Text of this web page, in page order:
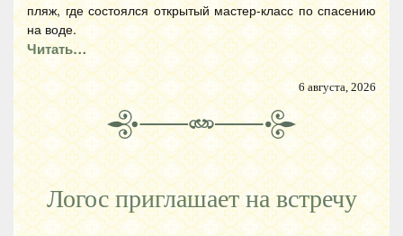
пляж, где состоялся открытый мастер-класс по спасению
на воде.
Читать…
6 августа, 2026
Логос приглашает на встречу